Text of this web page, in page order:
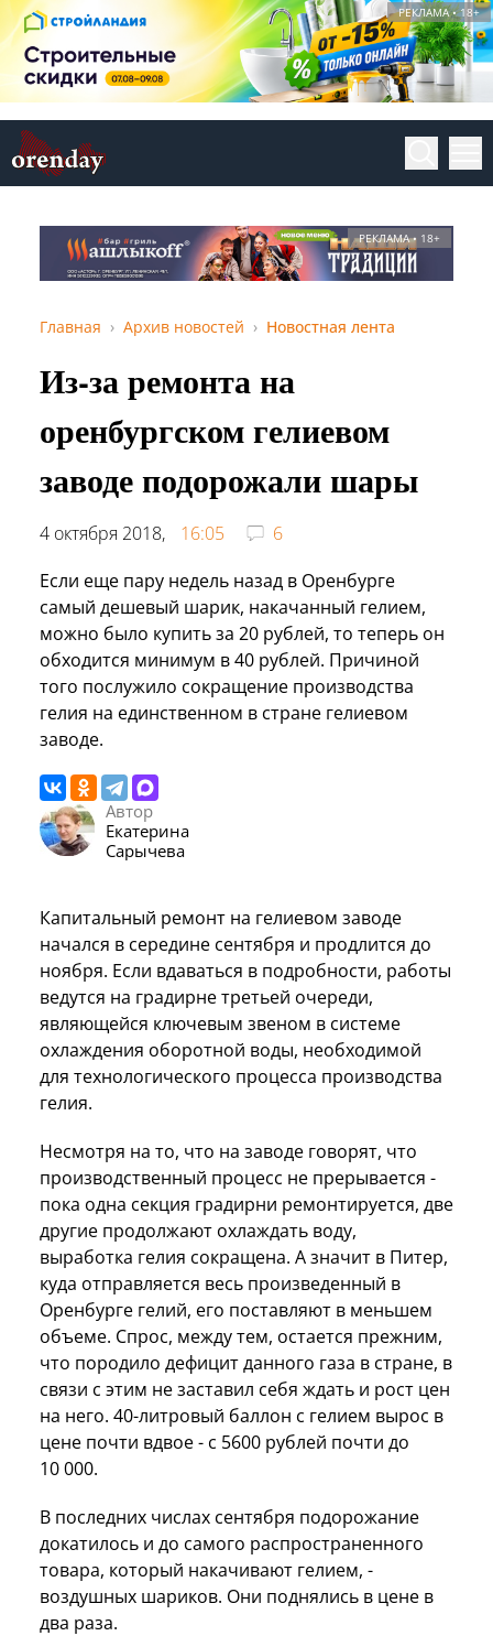
РЕКЛАМА • 18+
РЕКЛАМА • 18+
Главная Архив новостей Новостная лента
Из-за ремонта на
оренбургском гелиевом
заводе подорожали шары
4 октября 2018, 16:05
6
Если еще пару недель назад в Оренбурге
самый дешевый шарик, накачанный гелием,
можно было купить за 20 рублей, то теперь он
обходится минимум в 40 рублей. Причиной
того послужило сокращение производства
гелия на единственном в стране гелиевом
заводе.
Автор
Екатерина
Сарычева
Капитальный ремонт на гелиевом заводе
начался в середине сентября и продлится до
ноября. Если вдаваться в подробности, работы
ведутся на градирне третьей очереди,
являющейся ключевым звеном в системе
охлаждения оборотной воды, необходимой
для технологического процесса производства
гелия.
Несмотря на то, что на заводе говорят, что
производственный процесс не прерывается -
пока одна секция градирни ремонтируется, две
другие продолжают охлаждать воду,
выработка гелия сокращена. А значит в Питер,
куда отправляется весь произведенный в
Оренбурге гелий, его поставляют в меньшем
объеме. Спрос, между тем, остается прежним,
что породило дефицит данного газа в стране, в
связи с этим не заставил себя ждать и рост цен
на него. 40-литровый баллон с гелием вырос в
цене почти вдвое - с 5600 рублей почти до
10 000.
В последних числах сентября подорожание
докатилось и до самого распространенного
товара, который накачивают гелием, -
воздушных шариков. Они поднялись в цене в
два раза.